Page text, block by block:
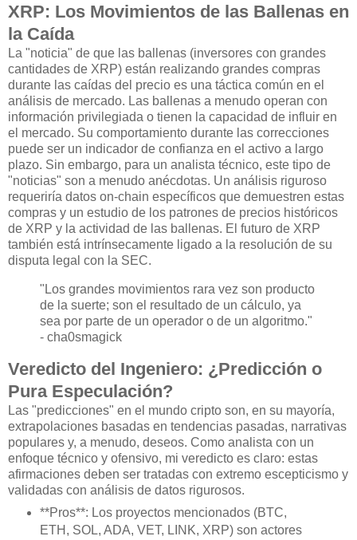
XRP: Los Movimientos de las Ballenas en
la Caída
La "noticia" de que las ballenas (inversores con grandes
cantidades de XRP) están realizando grandes compras
durante las caídas del precio es una táctica común en el
análisis de mercado. Las ballenas a menudo operan con
información privilegiada o tienen la capacidad de influir en
el mercado. Su comportamiento durante las correcciones
puede ser un indicador de confianza en el activo a largo
plazo. Sin embargo, para un analista técnico, este tipo de
"noticias" son a menudo anécdotas. Un análisis riguroso
requeriría datos on-chain específicos que demuestren estas
compras y un estudio de los patrones de precios históricos
de XRP y la actividad de las ballenas. El futuro de XRP
también está intrínsecamente ligado a la resolución de su
disputa legal con la SEC.
"Los grandes movimientos rara vez son producto
de la suerte; son el resultado de un cálculo, ya
sea por parte de un operador o de un algoritmo."
- cha0smagick
Veredicto del Ingeniero: ¿Predicción o
Pura Especulación?
Las "predicciones" en el mundo cripto son, en su mayoría,
extrapolaciones basadas en tendencias pasadas, narrativas
populares y, a menudo, deseos. Como analista con un
enfoque técnico y ofensivo, mi veredicto es claro: estas
afirmaciones deben ser tratadas con extremo escepticismo y
validadas con análisis de datos rigurosos.
**Pros**: Los proyectos mencionados (BTC,
ETH, SOL, ADA, VET, LINK, XRP) son actores